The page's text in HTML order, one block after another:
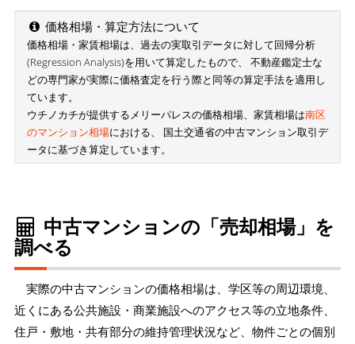
価格相場・算定方法について
価格相場・家賃相場は、過去の実取引データに対して回帰分析
(Regression Analysis)を用いて算定したもので、 不動産鑑定士な
どの専門家が実際に価格査定を行う際と同等の算定手法を適用し
ています。
ウチノカチが提供するメリーパレスの価格相場、家賃相場は南区
のマンション相場における、 国土交通省の中古マンション取引デ
ータに基づき算定しています。
中古マンションの「売却相場」を
調べる
実際の中古マンションの価格相場は、学区等の周辺環境、
近くにある公共施設・商業施設へのアクセス等の立地条件、
住戸・敷地・共有部分の維持管理状況など、物件ごとの個別